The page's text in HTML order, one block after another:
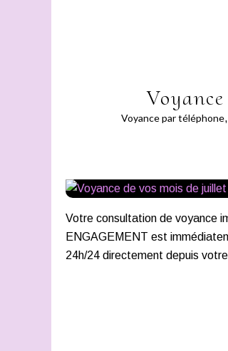
Voyance par téléphone,
Votre consultation de voyance
ENGAGEMENT est
24h/24 directement depuis